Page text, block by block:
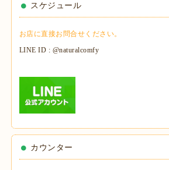
スケジュール
お店に直接お問合せください。
LINE ID : @naturalcomfy
カウンター